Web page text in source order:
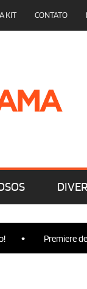
KIT CONTATO
• Premiere de